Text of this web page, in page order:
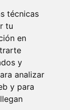
técnicas
tu
en
y
analizar
y para